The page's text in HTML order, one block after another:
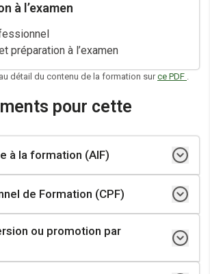
et rappel
et rappels
à l’examen
préparation à l’examen
détail du contenu de la formation surce PDF .
pour cette
à la formation (AIF)
inscrit à Pole Emploi
un licenciement économique et bénéficiant d’un
(Contrat de Sécurisation Professionnelle)
de Formation (CPF)
ou promotion par